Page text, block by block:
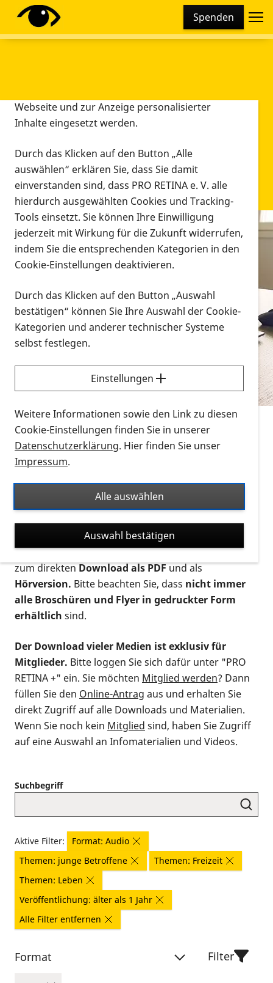
Spenden
Infomaterial
Infomaterial
Vorlesen
Alle Infomaterialien in verschiedenen
Formaten an einem Ort
Sie möchten wissen, wie Sie nach Infonmaterial
suchen und dieses bestellen bzw. herunterladen
können? Schauen Sie sich dieErklärvideos zum
Thema Infomaterial auf der PRO RETINA-Website
für blinde und sehbehinderte Menschen an.
Auf dieser Seite finden Sie sämtliches Infomaterial
Ort. Nutzen Sie den Formatfilter, um ausschließlich
nach Flyern und Broschüren, Audios oder Videos zu
suchen. Die meisten Flyer und Broschüren werden in
verschiedenen Formaten angeboten: zur
postalischen Bestellung als gedruckte Variante
zum direktenDownload als PDFund als
Hörversion. Bitte beachten Sie, dass nicht immer
alle Broschüren und Flyer in gedruckter Form
erhältlich sind.
Der Download vieler Medien ist exklusiv für
Mitglieder. Bitte loggen Sie sich dafür unter "PRO
RETINA +" ein. Sie möchten Mitglied werden? Dann
füllen Sie den Online-Antrag aus und erhalten Sie
direkt Zugriff auf alle Downloads und Materialien.
Wenn Sie noch kein Mitglied sind, haben Sie Zugriff
auf eine Auswahl an Infomaterialien und Videos.
Suchbegriff
Aktive Filter:
Format: Audio
Themen: junge Betroffene
Themen: Freizeit
Themen: Leben
Veröffentlichung: älter als 1 Jahr
Alle Filter entfernen
Format Filter
Diese Webseite setzt verschiedene Cookies und
Tracking-Tools ein. Dies beinhaltet Cookies und
Webseite und zur Anzeige personalisierter
Inhalte eingesetzt werden.
Durch das Klicken auf den Button „Alle
auswählen“ erklären Sie, dass Sie damit
einverstanden sind, dass PRO RETINA e. V. alle
hierdurch ausgewählten Cookies und Tracking-
Tools einsetzt. Sie können Ihre Einwilligung
jederzeit mit Wirkung für die Zukunft widerrufen,
indem Sie die entsprechenden Kategorien in den
Cookie-Einstellungen deaktivieren.
Durch das Klicken auf den Button „Auswahl
bestätigen“ können Sie Ihre Auswahl der Cookie-
Kategorien und anderer technischer Systeme
selbst festlegen.
Einstellungen
Weitere Informationen sowie den Link zu diesen
Cookie-Einstellungen finden Sie in unserer
Datenschutzerklärung. Hier finden Sie unser
Impressum.
Alle auswählen
Auswahl bestätigen